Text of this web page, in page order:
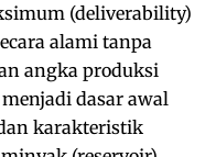
(deliverability)
alami tanpa
angka produksi
dasar awal
karakteristik